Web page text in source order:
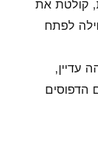
קולטת את
לפתח
עדיין,
הדפוסים